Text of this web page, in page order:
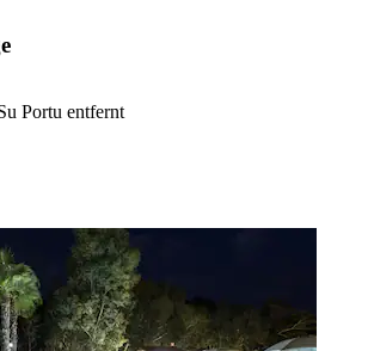
Portu entfernt